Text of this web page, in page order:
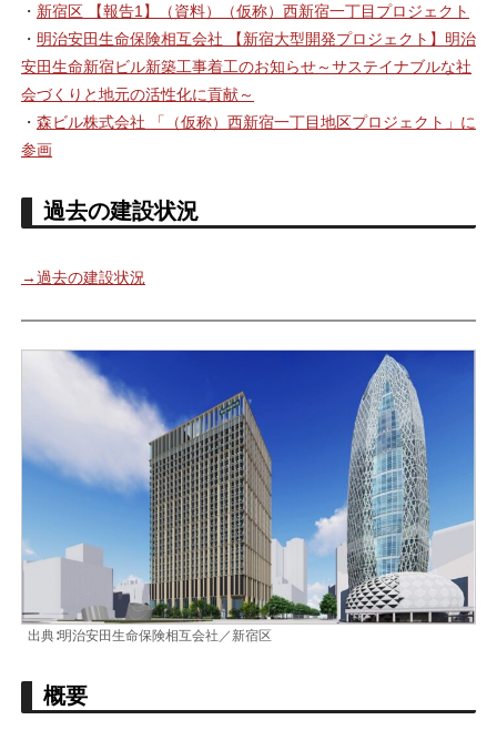
・ 新宿区 【報告1】（資料）（仮称）西新宿一丁目プロジェクト
・ 明治安田生命保険相互会社 【新宿大型開発プロジェクト】明治
安田生命新宿ビル新築工事着工のお知らせ～サステイナブルな社
会づくりと地元の活性化に貢献～
・ 森ビル株式会社 「（仮称）西新宿一丁目地区プロジェクト」に
参画
過去の建設状況
→過去の建設状況
出典∶明治安田生命保険相互会社／新宿区
概要